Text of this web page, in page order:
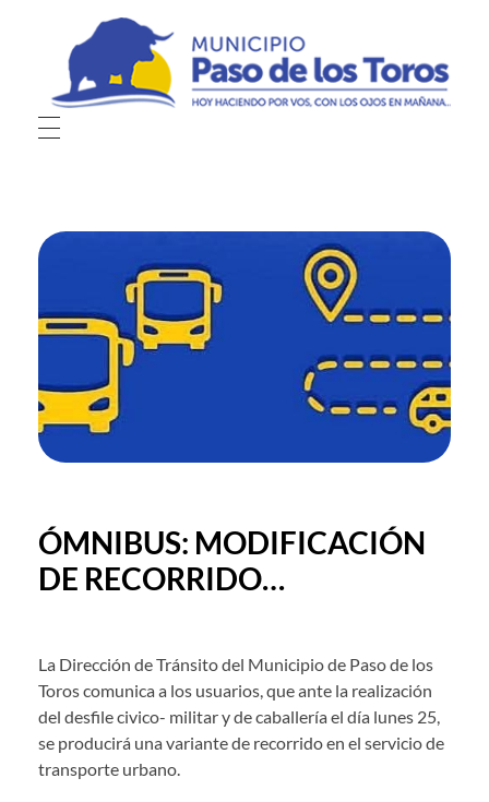
Municipio de Paso de los Toros
Hoy haciendo para vos, con los ojos en mañana
ÓMNIBUS: MODIFICACIÓN
DE RECORRIDO…
La Dirección de Tránsito del Municipio de Paso de los
Toros comunica a los usuarios, que ante la realización
del desfile civico- militar y de caballería el día lunes 25,
se producirá una variante de recorrido en el servicio de
transporte urbano.